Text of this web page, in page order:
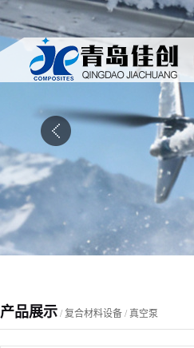
产品展示 / 复合材料设备 / 真空泵